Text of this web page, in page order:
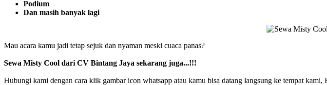
Podium
Dan masih banyak lagi
Mau acara kamu jadi tetap sejuk dan nyaman meski cuaca panas?
Sewa Misty Cool dari CV Bintang Jaya sekarang juga...!!!
Hubungi kami dengan cara klik gambar icon whatsapp atau kamu bisa datang langsung ke tempat